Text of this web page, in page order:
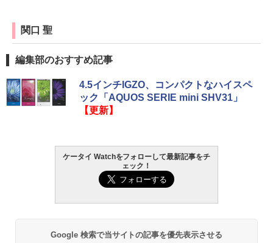
関口 聖
編集部のおすすめ記事
4.5インチIGZO、コンパクトなハイスペ
ック「AQUOS SERIE mini SHV31」
【更新】
ケータイ Watchをフォローして最新記事をチ
ェック！
Google 検索で当サイトの記事を優先表示させる